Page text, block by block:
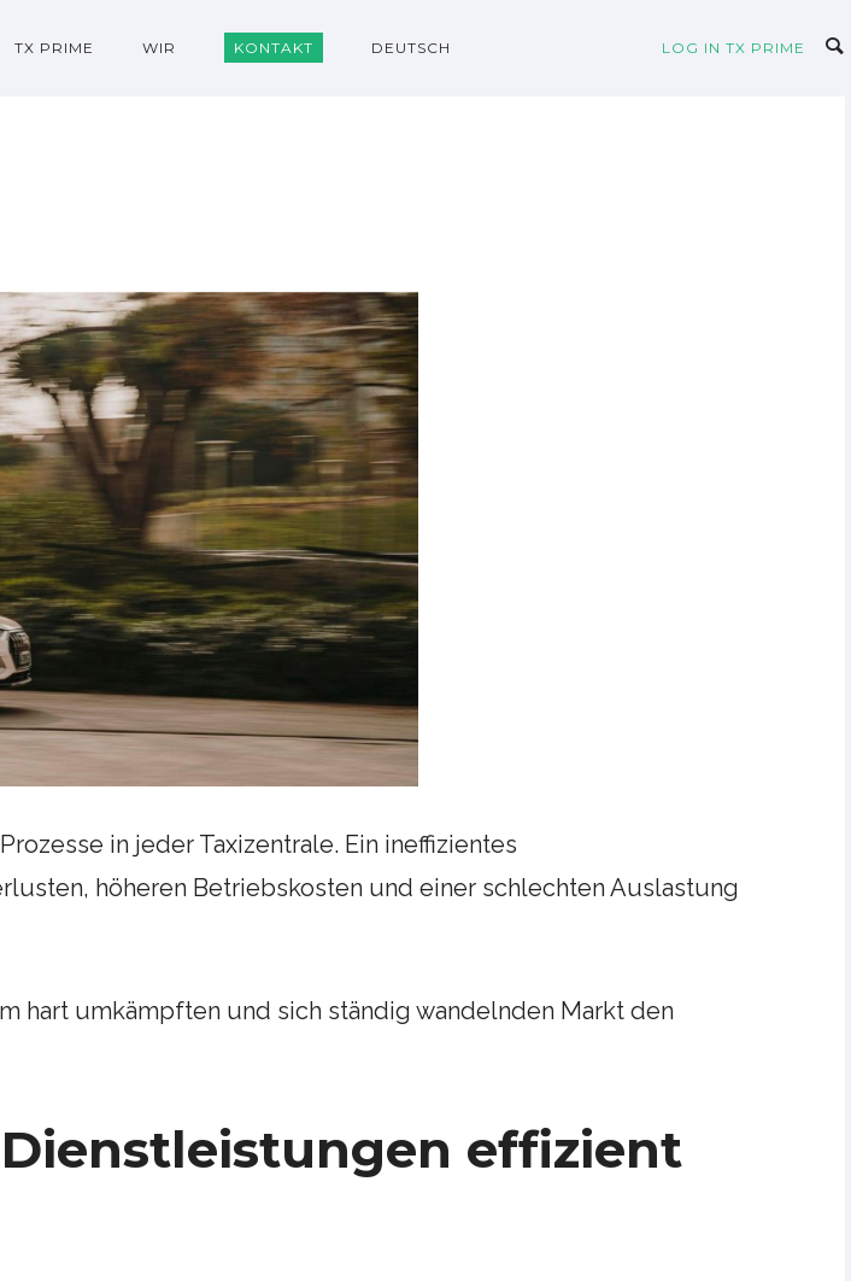
LOG IN TX PRIME
TX PRIME WIR KONTAKT DEUTSCH
in jeder Taxizentrale. Ein ineffizientes
höheren Betriebskosten und einer schlechten Auslastung
hart umkämpften und sich ständig wandelnden Markt den
effizient